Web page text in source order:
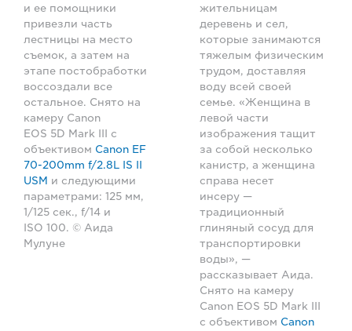
и ее помощники
привезли часть
лестницы на место
съемок, а затем на
этапе постобработки
воссоздали все
остальное. Снято на
камеру Canon
EOS 5D Mark III с
объективом Canon EF
70-200mm f/2.8L IS II
USM и следующими
параметрами: 125 мм,
1/125 сек., f/14 и
ISO 100. © Аида
Мулуне
жительницам
деревень и сел,
которые занимаются
тяжелым физическим
трудом, доставляя
воду всей своей
семье. «Женщина в
левой части
изображения тащит
за собой несколько
канистр, а женщина
справа несет
инсеру —
традиционный
глиняный сосуд для
транспортировки
воды», —
рассказывает Аида.
Снято на камеру
Canon EOS 5D Mark III
с объективом Canon